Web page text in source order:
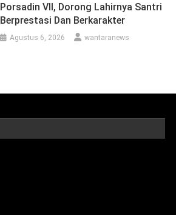
Porsadin VII, Dorong Lahirnya Santri
Berprestasi Dan Berkarakter
Agustus 6, 2026 wantaranews